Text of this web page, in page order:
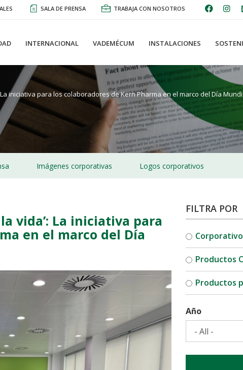
SALA DE PRENSA TRABAJA CON NOSOTROS
INTERNACIONAL VADEMÉCUM INSTALACIONES
iniciativa para los colaboradores de Kern Pharma en el marco del Día
Imágenes corporativas Logos corporativos
FILTRA POR
Corporativo
Productos
Productos
Año
vida’: La iniciativa para
en el marco del Día